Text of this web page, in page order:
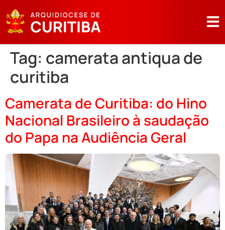
Tag: camerata antiqua de
curitiba
Camerata de Curitiba: do Hino
Nacional Brasileiro à saudação
do Papa na Audiência Geral